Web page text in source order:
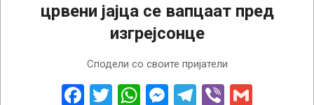
црвени јајца се вапцаат пред
изгрејсонце
Сподели со своите пријатели
Facebook
Twitter
WhatsApp
Messenger
Telegram
Viber